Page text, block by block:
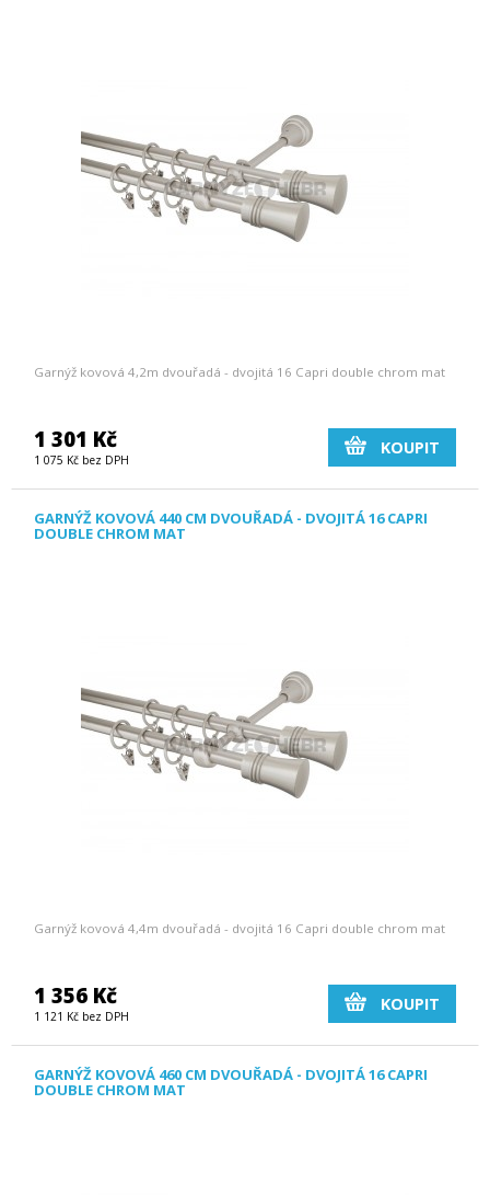
Garnýž kovová 4,2m dvouřadá - dvojitá 16 Capri double chrom mat
1 301 Kč
1 075 Kč bez DPH
KOUPIT
GARNÝŽ KOVOVÁ 440 CM DVOUŘADÁ - DVOJITÁ 16 CAPRI
DOUBLE CHROM MAT
Garnýž kovová 4,4m dvouřadá - dvojitá 16 Capri double chrom mat
1 356 Kč
1 121 Kč bez DPH
KOUPIT
GARNÝŽ KOVOVÁ 460 CM DVOUŘADÁ - DVOJITÁ 16 CAPRI
DOUBLE CHROM MAT